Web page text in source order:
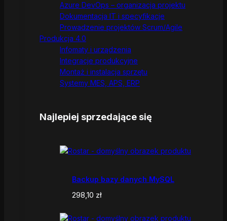
Azure DevOps – organizacja projektu
Dokumentacja IT i specyfikacje
Prowadzenie projektów Scrum/Agile
Produkcja 4.0
Infomaty i urządzenia
Integracje produkcyjne
Montaż i instalacja sprzętu
Systemy MES, APS, ERP
Najlepiej sprzedające się
Backup bazy danych MySQL
298,10 zł